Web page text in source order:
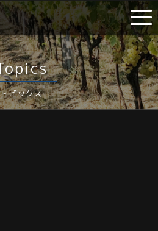
トピックス